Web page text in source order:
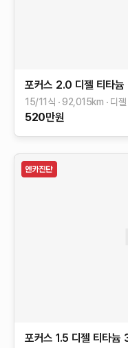
포커스 2.0 디젤 티타늄
15/11식 92,015km 디젤
520만원
포커스 1.5 디젤 티타늄